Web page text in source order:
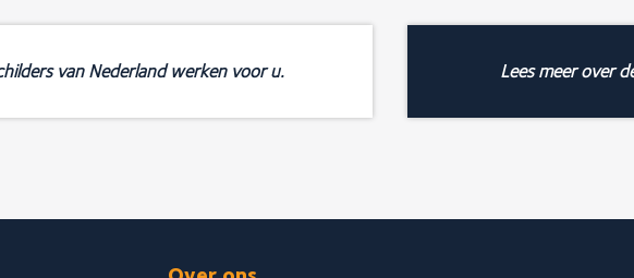
van Nederland werken voor u. Lees meer over